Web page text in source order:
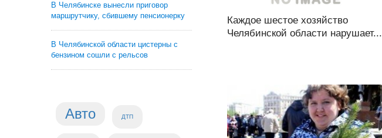
В Челябинске вынесли приговор
маршрутчику, сбившему пенсионерку
В Челябинской области цистерны с
бензином сошли с рельсов
Авто ДТП
Каждое шестое хозяйство
Челябинской области нарушает...